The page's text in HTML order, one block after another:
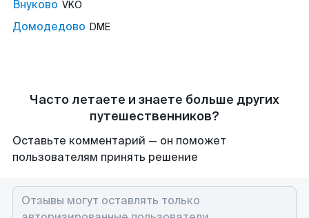
Внуково VKO
Домодедово DME
Часто летаете и знаете больше других
путешественников?
Оставьте комментарий — он поможет
пользователям принять решение